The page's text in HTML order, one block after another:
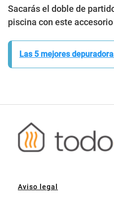
Sacarás el doble de
piscina con este
Las 5 mejores
Aviso legal